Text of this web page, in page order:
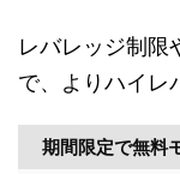
レバレッジ制限
で、よりハイレ
期間限定で無料